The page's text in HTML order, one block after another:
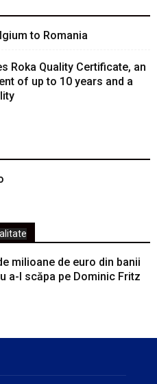
to Romania
Roka Quality Certificate, an
of up to 10 years and a
milioane de euro din banii
a-l scăpa pe Dominic Fritz